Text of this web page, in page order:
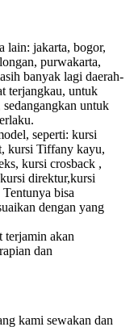
lain: jakarta, bogor,
purwakarta,
banyak lagi daerah-
terjangkau, untuk
untuk
seperti: kursi
kursi Tiffany kayu,
kursi crosback ,
direktur,kursi
bisa
dengan yang
terjamin akan
dan
kami sewakan dan